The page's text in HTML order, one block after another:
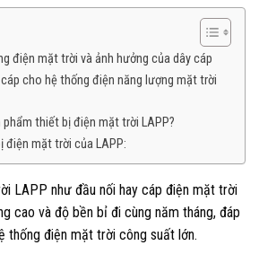
điện mặt trời và ảnh hưởng của dây cáp
cho hệ thống điện năng lượng mặt trời
thiết bị điện mặt trời LAPP?
điện mặt trời của LAPP:
LAPP như đầu nối hay cáp điện mặt trời
cao và độ bền bỉ đi cùng năm tháng, đáp
thống điện mặt trời công suất lớn.